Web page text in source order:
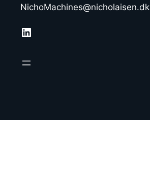
NichoMachines@nicholaisen.dk
LinkedIn